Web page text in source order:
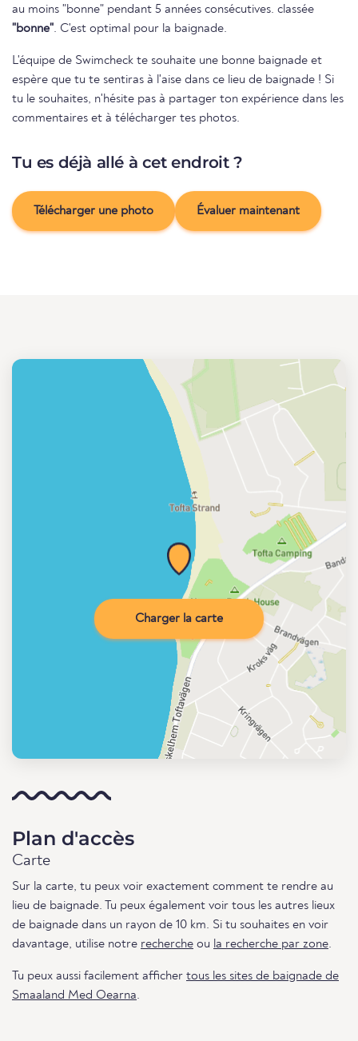
au moins "bonne" pendant 5 années consécutives. classée
"bonne". C'est optimal pour la baignade.
L'équipe de Swimcheck te souhaite une bonne baignade et
espère que tu te sentiras à l'aise dans ce lieu de baignade ! Si
tu le souhaites, n'hésite pas à partager ton expérience dans les
commentaires et à télécharger tes photos.
Tu es déjà allé à cet endroit ?
Télécharger une photo Évaluer maintenant
Charger la carte
Plan d'accès
Carte
Sur la carte, tu peux voir exactement comment te rendre au
lieu de baignade. Tu peux également voir tous les autres lieux
de baignade dans un rayon de 10 km. Si tu souhaites en voir
davantage, utilise notre recherche ou la recherche par zone.
Tu peux aussi facilement afficher tous les sites de baignade de
Smaaland Med Oearna.